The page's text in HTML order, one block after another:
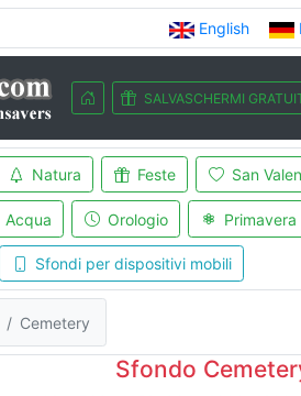
English
SALVASCHERMI
Natura Feste San
Acqua Orologio Primavera
Sfondi per dispositivi mobili
Cemetery
Sfondo